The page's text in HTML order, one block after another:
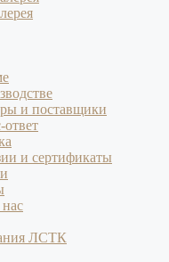
и поставщики
и сертификаты
ЛСТК